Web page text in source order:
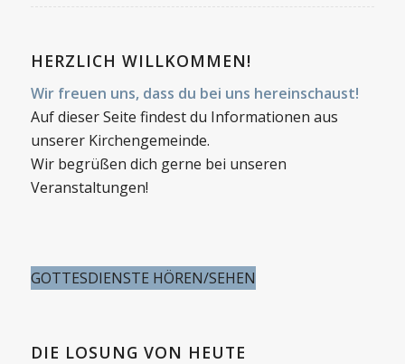
HERZLICH WILLKOMMEN!
Wir freuen uns, dass du bei uns hereinschaust!
Auf dieser Seite findest du Informationen aus
unserer Kirchengemeinde.
Wir begrüßen dich gerne bei unseren
Veranstaltungen!
GOTTESDIENSTE HÖREN/SEHEN
DIE LOSUNG VON HEUTE